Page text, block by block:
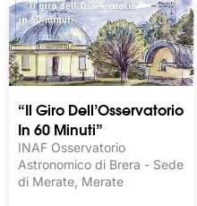
“Il Giro Dell’Osservatorio
In 60 Minuti”
INAF Osservatorio
Astronomico di Brera - Sede
di Merate, Merate